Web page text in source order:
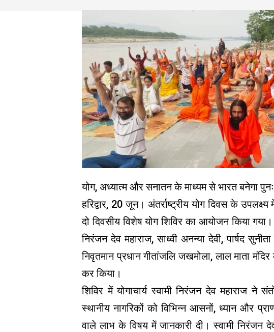
योग, अध्यात्म और सनातन के माध्यम से भारत बनेगा पुनः
हरिद्वार, 20 जून। अंतर्राष्ट्रीय योग दिवस के
दो दिवसीय विशेष योग शिविर का आयोजन किया गया।
निरंजन देव महाराज, साध्वी अनन्या देवी, पार्षद
निवृतमान प्रधान गीतांजलि जखमोला, लाल माता
कर किया।
शिविर में योगाचार्य स्वामी निरंजन देव महाराज ने
स्थानीय नागरिकों को विभिन्न आसनों, ध्यान और
वाले लाभ के विषय में जानकारी दी। स्वामी निरंजन